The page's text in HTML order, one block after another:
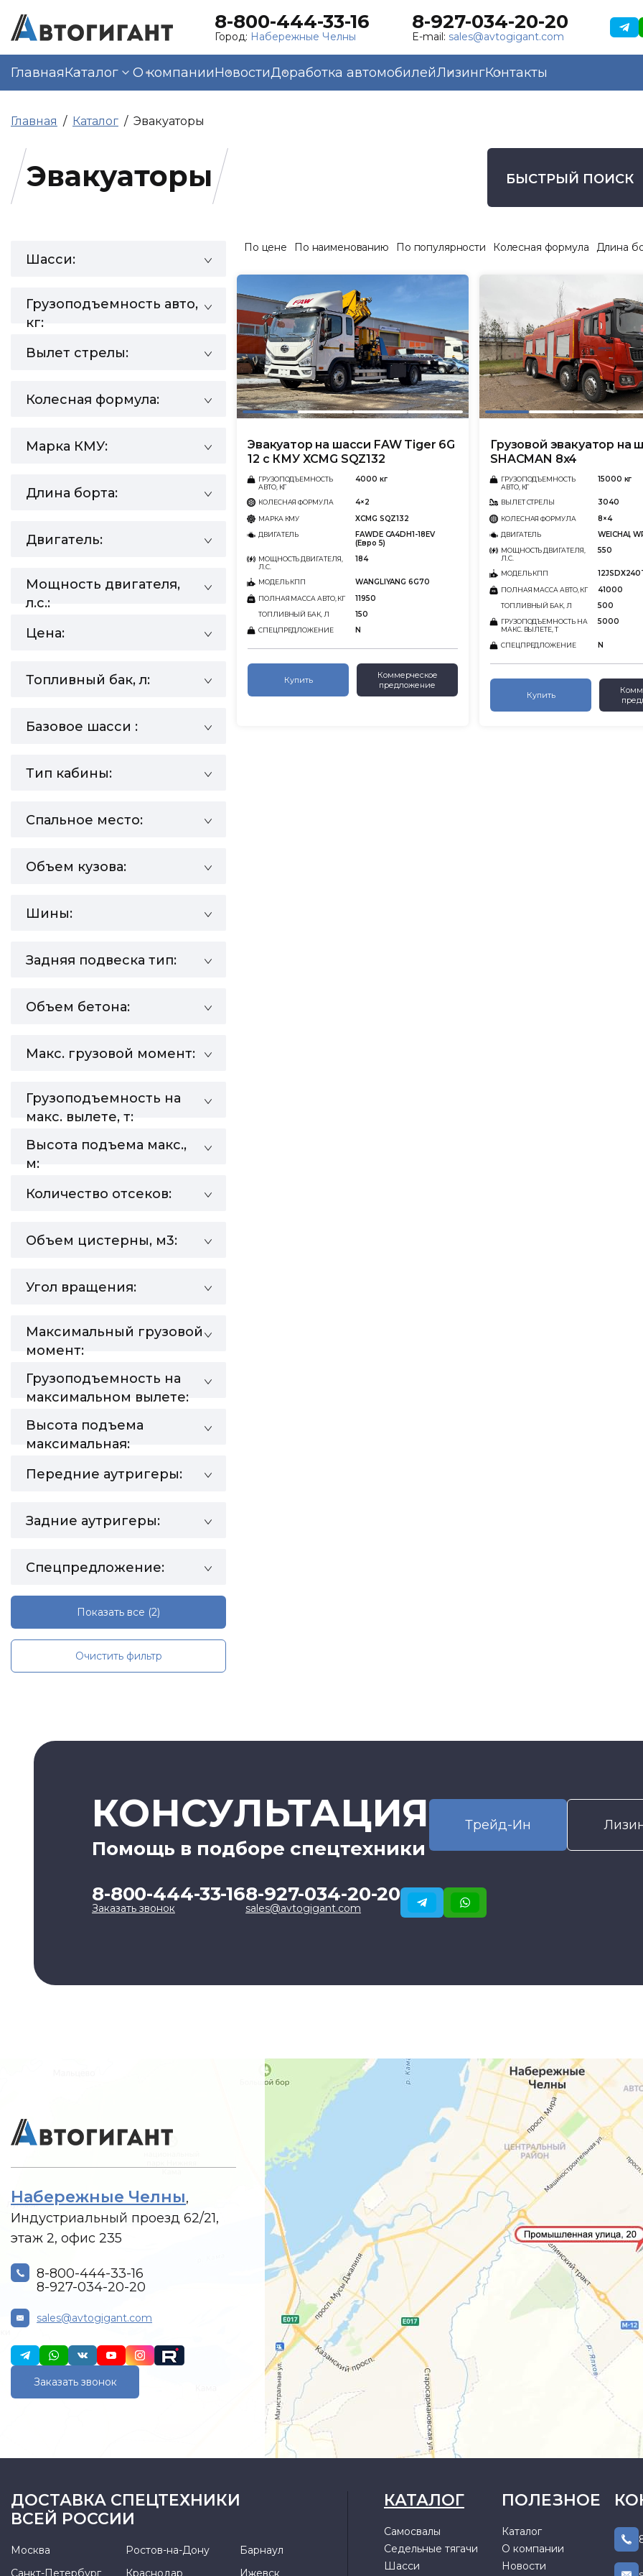
8-800-444-33-16
Город: Набережные Челны
8-927-034-20-20
E-mail: sales@avtogigant.com
ГлавнаяКаталог О компанииНовостиДоработка автомобилейЛизингКонтакты
Главная Каталог Эвакуаторы
Эвакуаторы БЫСТРЫЙ ПОИСК
Шасси:
Грузоподъемность авто,
кг:
Вылет стрелы:
Колесная формула:
Марка КМУ:
Длина борта:
Двигатель:
Мощность двигателя,
л.с.:
Цена:
Топливный бак, л:
Базовое шасси :
Тип кабины:
Спальное место:
Объем кузова:
Шины:
Задняя подвеска тип:
Объем бетона:
Макс. грузовой момент:
Грузоподъемность на
макс. вылете, т:
Высота подъема макс.,
м:
Количество отсеков:
Объем цистерны, м3:
Угол вращения:
Максимальный грузовой
момент:
Грузоподъемность на
максимальном вылете:
Высота подъема
максимальная:
Передние аутригеры:
Задние аутригеры:
Спецпредложение:
Показать все (2)
Очистить фильтр
По цене По наименованию По популярности Колесная формула Длина
Эвакуатор на шасси FAW Tiger 6G
12 с КМУ XCMG SQZ132
ГРУЗОПОДЪЕМНОСТЬ
АВТО, КГ
4000 кг
КОЛЕСНАЯ ФОРМУЛА 4×2
МАРКА КМУ XCMG SQZ132
ДВИГАТЕЛЬ
FAWDE CA4DH1-18EV
(Евро 5)
МОЩНОСТЬ ДВИГАТЕЛЯ,
Л.С.
184
МОДЕЛЬ КПП WANGLIYANG 6G70
ПОЛНАЯ МАССА АВТО, КГ 11950
ТОПЛИВНЫЙ БАК, Л 150
СПЕЦПРЕДЛОЖЕНИЕ N
Купить
Коммерческое
предложение
Грузовой эвакуатор на
SHACMAN 8x4
ГРУЗОПОДЪЕМНОСТЬ
АВТО, КГ
15000 кг
ВЫЛЕТ СТРЕЛЫ 3040
КОЛЕСНАЯ ФОРМУЛА 8×4
ДВИГАТЕЛЬ WEICHAI,
МОЩНОСТЬ ДВИГАТЕЛЯ,
Л.С.
550
МОДЕЛЬ КПП
ПОЛНАЯ МАССА АВТО, КГ 41000
ТОПЛИВНЫЙ БАК, Л 500
ГРУЗОПОДЪЕМНОСТЬ НА
МАКС. ВЫЛЕТЕ, Т
5000
СПЕЦПРЕДЛОЖЕНИЕ N
Купить
КОНСУЛЬТАЦИЯ
Помощь в подборе спецтехники
Трейд-Ин
8-800-444-33-16
Заказать звонок
8-927-034-20-20
sales@avtogigant.com
Набережные Челны,
Индустриальный проезд 62/21,
этаж 2, офис 235
8-800-444-33-16
8-927-034-20-20
sales@avtogigant.com
Заказать звонок
ДОСТАВКА СПЕЦТЕХНИКИ
ВСЕЙ РОССИИ
Москва Ростов-на-Дону
Барнаул
Санкт-Петербург
Краснодар Ижевск
КАТАЛОГ
Самосвалы
Седельные тягачи
Шасси
ПОЛЕЗНОЕ
Каталог
О компании
Новости